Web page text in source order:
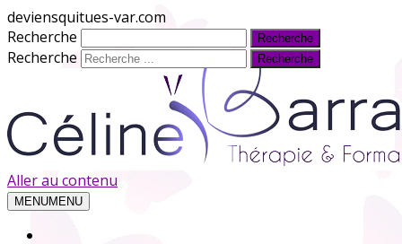
deviensquitues-var.com
Recherche
Recherche
Aller au contenu
MENUMENU